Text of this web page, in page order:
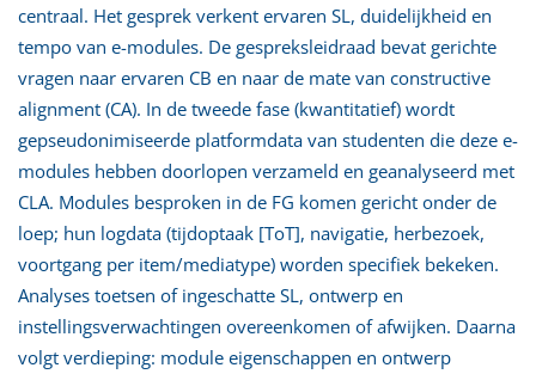
centraal. Het gesprek verkent ervaren SL, duidelijkheid en
tempo van e-modules. De gespreksleidraad bevat gerichte
vragen naar ervaren CB en naar de mate van constructive
alignment (CA). In de tweede fase (kwantitatief) wordt
gepseudonimiseerde platformdata van studenten die deze e-
modules hebben doorlopen verzameld en geanalyseerd met
CLA. Modules besproken in de FG komen gericht onder de
loep; hun logdata (tijdoptaak [ToT], navigatie, herbezoek,
voortgang per item/mediatype) worden specifiek bekeken.
Analyses toetsen of ingeschatte SL, ontwerp en
instellingsverwachtingen overeenkomen of afwijken. Daarna
volgt verdieping: module eigenschappen en ontwerp